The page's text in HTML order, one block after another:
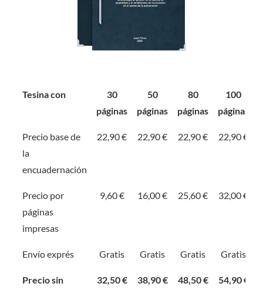
Tesina con
30
páginas
50
páginas
80
páginas
100
páginas
Precio base de
la
encuadernación
22,90 € 22,90 € 22,90 € 22,90 €
Precio por
páginas
impresas
9,60 € 16,00 € 25,60 € 32,00 €
Envío exprés Gratis Gratis Gratis Gratis
Precio sin
32,50 € 38,90 € 48,50 € 54,90 €